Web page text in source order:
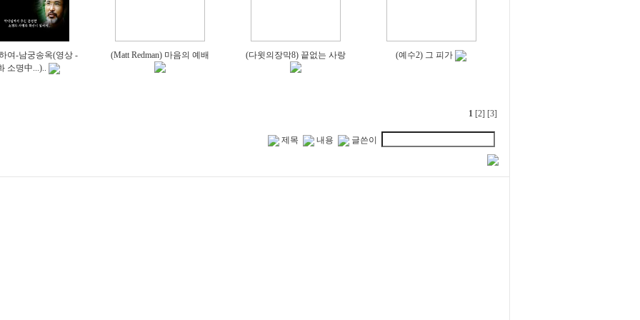
여-남궁송옥(영상 -
소명中...)..
(Matt Redman) 마음의 예배 (다윗의장막8) 끝없는 사랑 (예수2) 그 피가
1 [2] [3]
제목 내용 글쓴이